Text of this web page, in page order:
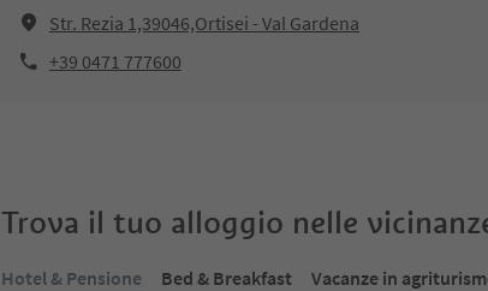
Str. Rezia 1,39046,Ortisei - Val Gardena
+39 0471 777600
Trova il tuo alloggio nelle
Hotel & Pensione Bed & Breakfast Vacanze in